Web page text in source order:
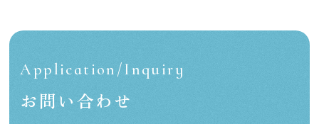
Application/Inquiry
お問い合わせ